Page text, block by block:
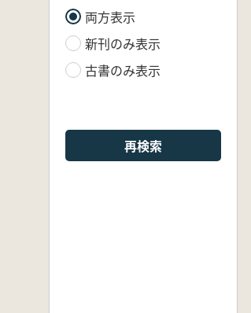
両方表示
新刊のみ表示
古書のみ表示
再検索